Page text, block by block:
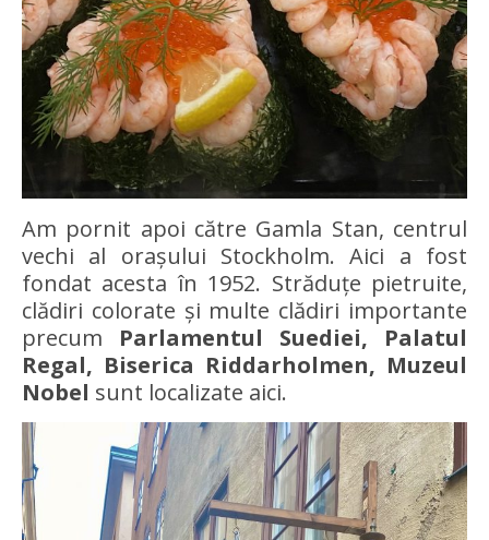
Am pornit apoi către Gamla Stan, centrul
vechi al orașului Stockholm. Aici a fost
fondat acesta în 1952. Străduțe pietruite,
clădiri colorate și multe clădiri importante
precum Parlamentul Suediei, Palatul
Regal, Biserica Riddarholmen, Muzeul
Nobel sunt localizate aici.